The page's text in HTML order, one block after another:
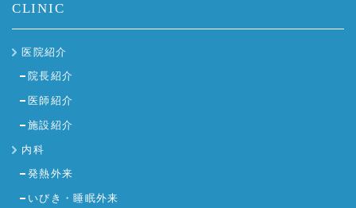
CLINIC
医院紹介
院長紹介
医師紹介
施設紹介
内科
発熱外来
いびき・睡眠外来